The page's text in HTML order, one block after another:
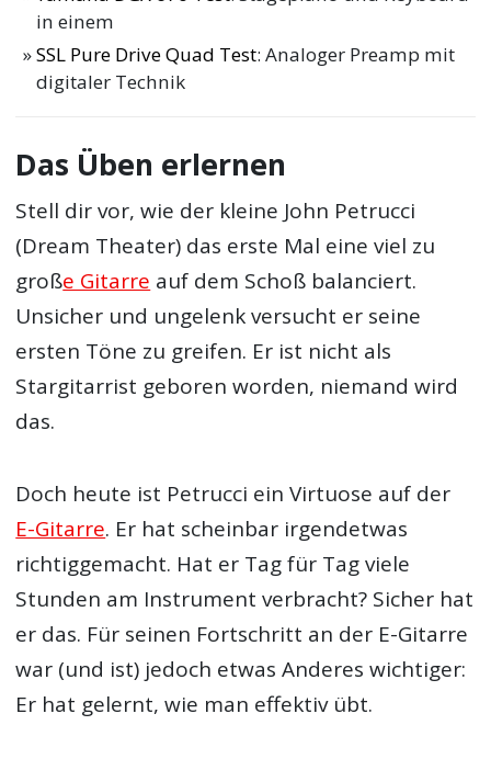
in einem
SSL Pure Drive Quad Test: Analoger Preamp mit
digitaler Technik
Das Üben erlernen
Stell dir vor, wie der kleine John Petrucci
(Dream Theater) das erste Mal eine viel zu
große Gitarre auf dem Schoß balanciert.
Unsicher und ungelenk versucht er seine
ersten Töne zu greifen. Er ist nicht als
Stargitarrist geboren worden, niemand wird
das.
Doch heute ist Petrucci ein Virtuose auf der
E-Gitarre. Er hat scheinbar irgendetwas
richtiggemacht. Hat er Tag für Tag viele
Stunden am Instrument verbracht? Sicher hat
er das. Für seinen Fortschritt an der E-Gitarre
war (und ist) jedoch etwas Anderes wichtiger:
Er hat gelernt, wie man effektiv übt.